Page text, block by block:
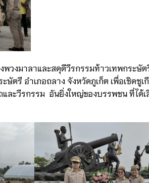
งมาลาและสดุดีวีรกรรมท้าวเทพกระษัต
รี อำเภอถลาง จังหวัดภูเก็ต เพื่อเชิดชูเ
ละวีรกรรม อันยิ่งใหญ่ของบรรพชน ที่ได้เ